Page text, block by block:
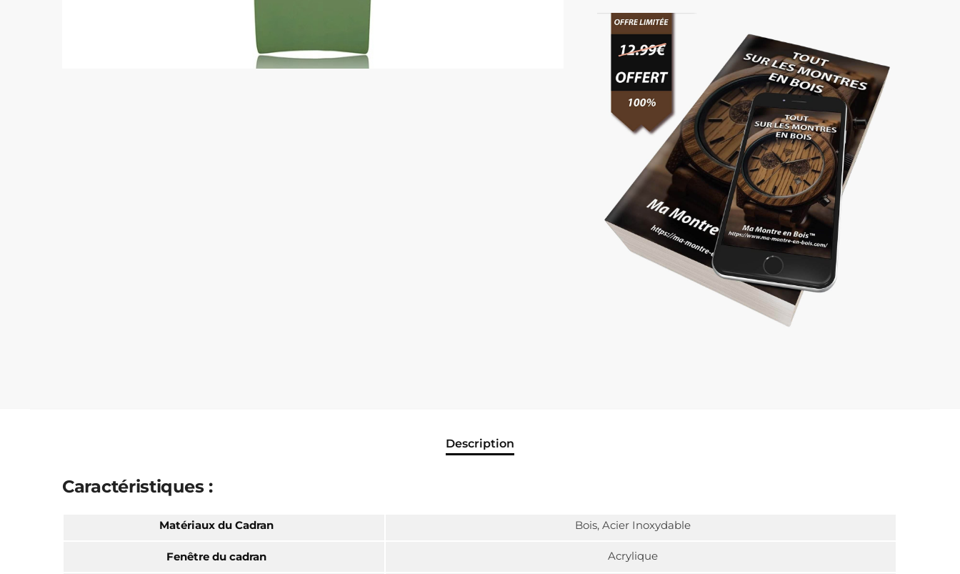
Description
Caractéristiques :
Matériaux du Cadran Bois, Acier Inoxydable
Fenêtre du cadran Acrylique